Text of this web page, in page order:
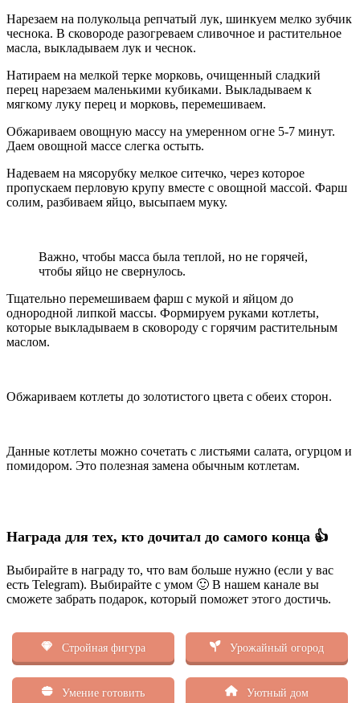
Нарезаем на полукольца репчатый лук, шинкуем мелко зубчик
чеснока. В сковороде разогреваем сливочное и растительное
масла, выкладываем лук и чеснок.
Натираем на мелкой терке морковь, очищенный сладкий
перец нарезаем маленькими кубиками. Выкладываем к
мягкому луку перец и морковь, перемешиваем.
Обжариваем овощную массу на умеренном огне 5-7 минут.
Даем овощной массе слегка остыть.
Надеваем на мясорубку мелкое ситечко, через которое
пропускаем перловую крупу вместе с овощной массой. Фарш
солим, разбиваем яйцо, высыпаем муку.
Важно, чтобы масса была теплой, но не горячей,
чтобы яйцо не свернулось.
Тщательно перемешиваем фарш с мукой и яйцом до
однородной липкой массы. Формируем руками котлеты,
которые выкладываем в сковороду с горячим растительным
маслом.
Обжариваем котлеты до золотистого цвета с обеих сторон.
Данные котлеты можно сочетать с листьями салата, огурцом и
помидором. Это полезная замена обычным котлетам.
Награда для тех, кто дочитал до самого конца 👍
Выбирайте в награду то, что вам больше нужно (если у вас
есть Telegram). Выбирайте с умом 🙂 В нашем канале вы
сможете забрать подарок, который поможет этого достичь.
Стройная фигура Урожайный огород
Умение готовить Уютный дом